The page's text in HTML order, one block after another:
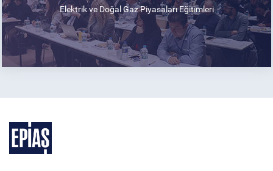
Elektrik ve Doğal Gaz Piyasaları Eğitimleri